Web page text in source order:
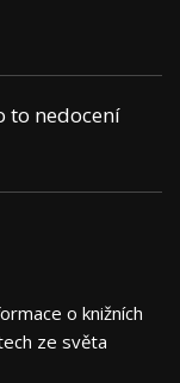
to nedocení
o knižních
ze světa